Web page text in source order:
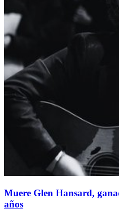
Muere Glen Hansard,
años